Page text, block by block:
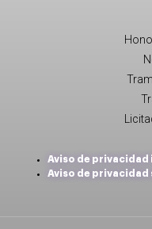
Aviso de privacidad
Aviso de